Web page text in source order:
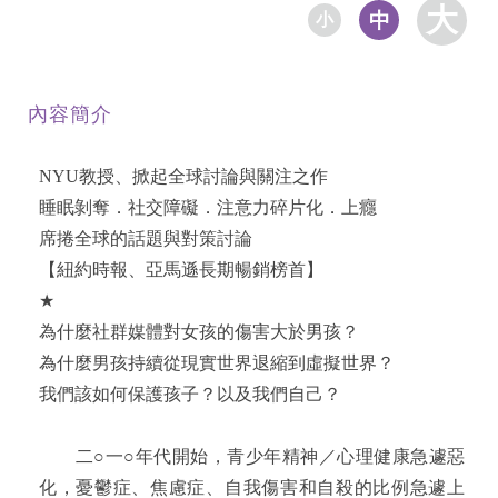
小 中 大
內容簡介
NYU教授、掀起全球討論與關注之作
睡眠剝奪．社交障礙．注意力碎片化．上癮
席捲全球的話題與對策討論
【紐約時報、亞馬遜長期暢銷榜首】
★
為什麼社群媒體對女孩的傷害大於男孩？
為什麼男孩持續從現實世界退縮到虛擬世界？
我們該如何保護孩子？以及我們自己？
二○一○年代開始，青少年精神／心理健康急遽惡
化，憂鬱症、焦慮症、自我傷害和自殺的比例急遽上